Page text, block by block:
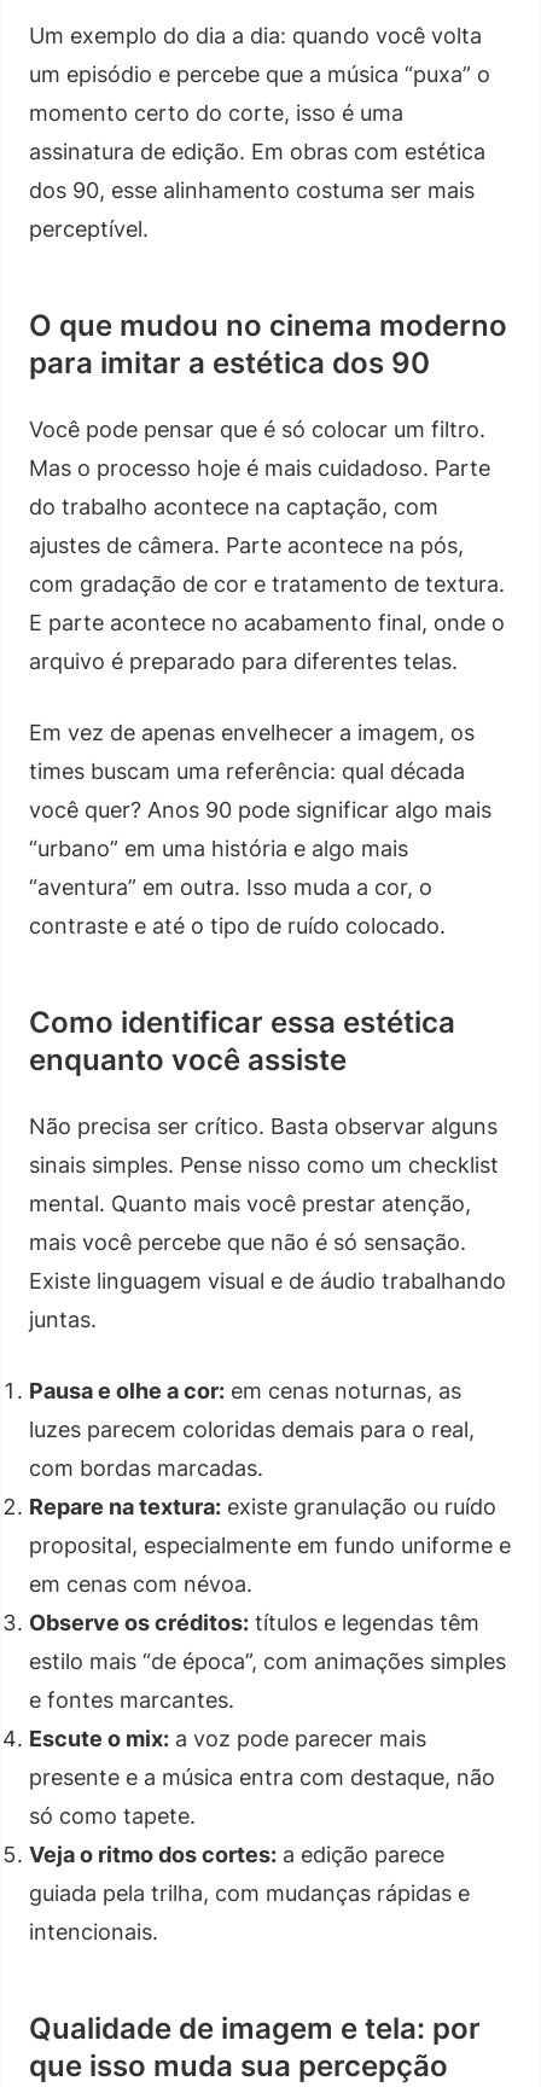
Um exemplo do dia a dia: quando você volta
um episódio e percebe que a música “puxa” o
momento certo do corte, isso é uma
assinatura de edição. Em obras com estética
dos 90, esse alinhamento costuma ser mais
perceptível.
O que mudou no cinema moderno
para imitar a estética dos 90
Você pode pensar que é só colocar um filtro.
Mas o processo hoje é mais cuidadoso. Parte
do trabalho acontece na captação, com
ajustes de câmera. Parte acontece na pós,
com gradação de cor e tratamento de textura.
E parte acontece no acabamento final, onde o
arquivo é preparado para diferentes telas.
Em vez de apenas envelhecer a imagem, os
times buscam uma referência: qual década
você quer? Anos 90 pode significar algo mais
“urbano” em uma história e algo mais
“aventura” em outra. Isso muda a cor, o
contraste e até o tipo de ruído colocado.
Como identificar essa estética
enquanto você assiste
Não precisa ser crítico. Basta observar alguns
sinais simples. Pense nisso como um checklist
mental. Quanto mais você prestar atenção,
mais você percebe que não é só sensação.
Existe linguagem visual e de áudio trabalhando
juntas.
Pausa e olhe a cor: em cenas noturnas, as
luzes parecem coloridas demais para o real,
com bordas marcadas.
Repare na textura: existe granulação ou ruído
proposital, especialmente em fundo uniforme e
em cenas com névoa.
Observe os créditos: títulos e legendas têm
estilo mais “de época”, com animações simples
e fontes marcantes.
Escute o mix: a voz pode parecer mais
presente e a música entra com destaque, não
só como tapete.
Veja o ritmo dos cortes: a edição parece
guiada pela trilha, com mudanças rápidas e
intencionais.
Qualidade de imagem e tela: por
que isso muda sua percepção